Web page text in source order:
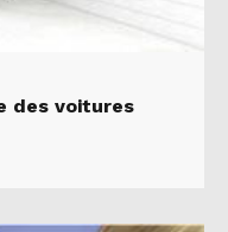
des voitures